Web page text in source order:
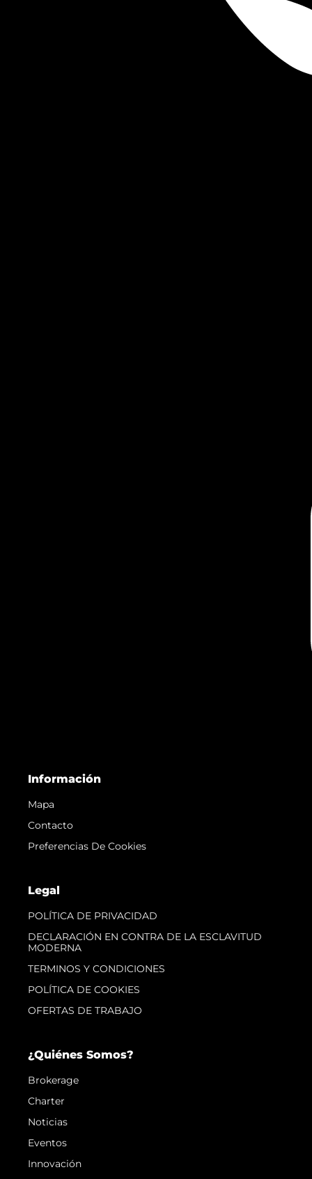
Información
Mapa
Contacto
Preferencias De Cookies
Legal
POLÍTICA DE PRIVACIDAD
DECLARACIÓN EN CONTRA DE LA ESCLAVITUD
MODERNA
TERMINOS Y CONDICIONES
POLÍTICA DE COOKIES
OFERTAS DE TRABAJO
¿Quiénes Somos?
Brokerage
Charter
Noticias
Eventos
Innovación